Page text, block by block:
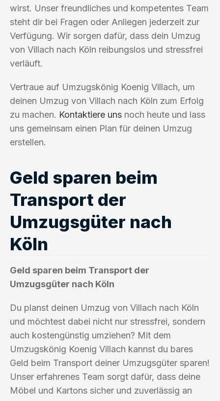
wirst. Unser freundliches und kompetentes Team
steht dir bei Fragen oder Anliegen jederzeit zur
Verfügung. Wir sorgen dafür, dass dein Umzug
von Villach nach Köln reibungslos und stressfrei
verläuft.
Vertraue auf Umzugskönig Koenig Villach, um
deinen Umzug von Villach nach Köln zum Erfolg
zu machen. Kontaktiere uns noch heute und lass
uns gemeinsam einen Plan für deinen Umzug
erstellen.
Geld sparen beim
Transport der
Umzugsgüter nach
Köln
Geld sparen beim Transport der
Umzugsgüter nach Köln
Du planst deinen Umzug von Villach nach Köln
und möchtest dabei nicht nur stressfrei, sondern
auch kostengünstig umziehen? Mit dem
Umzugskönig Koenig Villach kannst du bares
Geld beim Transport deiner Umzugsgüter sparen!
Unser erfahrenes Team sorgt dafür, dass deine
Möbel und Kartons sicher und zuverlässig an